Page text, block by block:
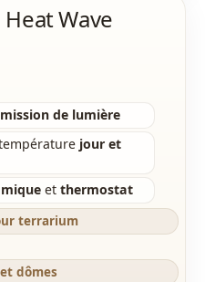
Wave
de lumière
jour et
etthermostat
terrarium
dômes